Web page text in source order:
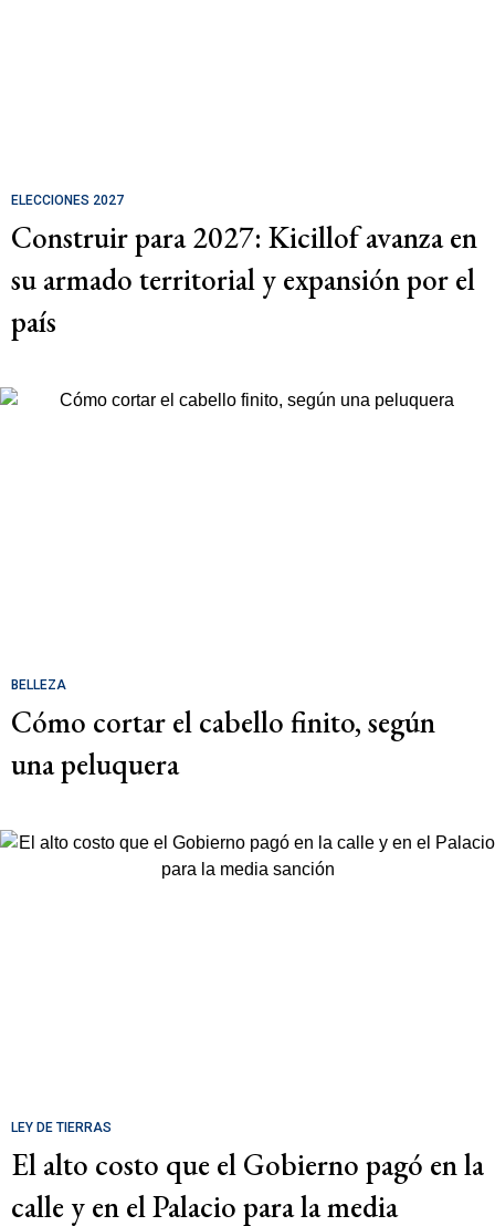
ELECCIONES 2027
Construir para 2027: Kicillof avanza en
su armado territorial y expansión por el
país
BELLEZA
Cómo cortar el cabello finito, según
una peluquera
LEY DE TIERRAS
El alto costo que el Gobierno pagó en la
calle y en el Palacio para la media